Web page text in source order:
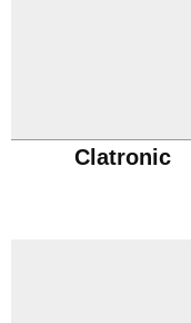
Clatronic